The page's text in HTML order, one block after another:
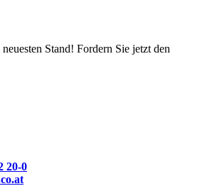
Stand! Fordern Sie jetzt den
20-0